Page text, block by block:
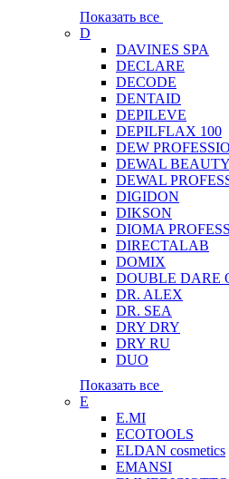
Показать все
D
DAVINES SPA
DECLARE
DECODE
DENTAID
DEPILEVE
DEPILFLAX 100
DEW
DEWAL BEAUTY
DEWAL
DIGIDON
DIKSON
DIOMA
DIRECTALAB
DOMIX
DOUBLE DARE
DR. ALEX
DR. SEA
DRY DRY
DRY RU
DUO
Показать все
E
E.MI
ECOTOOLS
ELDAN cosmetics
EMANSI